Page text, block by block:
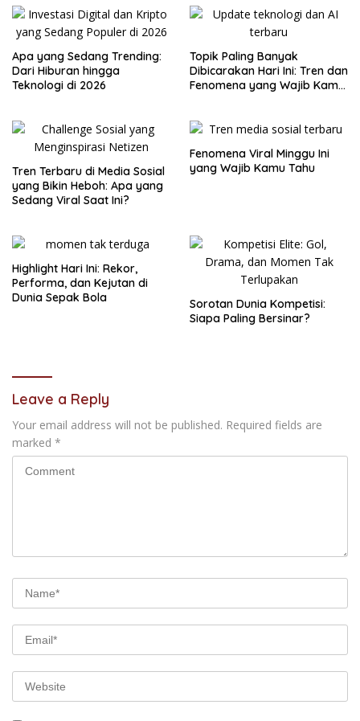
Apa yang Sedang Trending:
Dari Hiburan hingga
Teknologi di 2026
Topik Paling Banyak
Dibicarakan Hari Ini: Tren dan
Fenomena yang Wajib Kamu
Tren Terbaru di Media Sosial
yang Bikin Heboh: Apa yang
Sedang Viral Saat Ini?
Fenomena Viral Minggu Ini
yang Wajib Kamu Tahu
Highlight Hari Ini: Rekor,
Performa, dan Kejutan di
Dunia Sepak Bola
Sorotan Dunia Kompetisi:
Siapa Paling Bersinar?
Leave a Reply
Your email address will not be published. Required fields are
marked *